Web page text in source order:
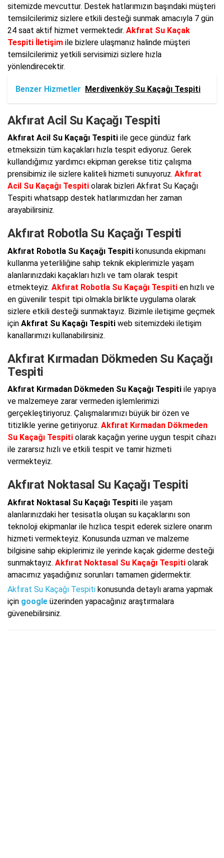
sitemizde mevcuttur. Destek hatlarımızın başındaki müşteri
temsilcilerimiz sizlere etkili desteği sunmak amacıyla 7 gün
24 saat aktif hizmet vermektedir. Akfırat Su Kaçak
Tespiti İletişim ile bizlere ulaşmanız halinde müşteri
temsilcilerimiz yetkili servisimizi sizlere hızla
yönlendirecektir.
Benzer Hizmetler Merdivenköy Su Kaçağı Tespiti
Akfırat Acil Su Kaçağı Tespiti
Akfırat Acil Su Kaçağı Tespiti ile gece gündüz fark
etmeksizin tüm kaçakları hızla tespit ediyoruz. Gerek
kullandığımız yardımcı ekipman gerekse titiz çalışma
prensibimiz ile sizlere kaliteli hizmeti sunuyoruz. Akfırat
Acil Su Kaçağı Tespiti olarak bizleri Akfırat Su Kaçağı
Tespiti whatsapp destek hatlarımızdan her zaman
arayabilirsiniz.
Akfırat Robotla Su Kaçağı Tespiti
Akfırat Robotla Su Kaçağı Tespiti konusunda ekipmanı
kullanma yeterliliğine sahip teknik ekiplerimizle yaşam
alanlarınızdaki kaçakları hızlı ve tam olarak tespit
etmekteyiz. Akfırat Robotla Su Kaçağı Tespiti en hızlı ve
en güvenilir tespit tipi olmakla birlikte uygulama olarak
sizlere etkili desteği sunmaktayız. Bizimle iletişime geçmek
için Akfırat Su Kaçağı Tespiti web sitemizdeki iletişim
kanallarımızı kullanabilirsiniz.
Akfırat Kırmadan Dökmeden Su Kaçağı
Tespiti
Akfırat Kırmadan Dökmeden Su Kaçağı Tespiti ile yapıya
ve malzemeye zarar vermeden işlemlerimizi
gerçekleştiriyoruz. Çalışmalarımızı büyük bir özen ve
titizlikle yerine getiriyoruz. Akfırat Kırmadan Dökmeden
Su Kaçağı Tespiti olarak kaçağın yerine uygun tespit cihazı
ile zararsız hızlı ve etkili tespit ve tamir hizmeti
vermekteyiz.
Akfırat Noktasal Su Kaçağı Tespiti
Akfırat Noktasal Su Kaçağı Tespiti ile yaşam
alanlarınızdaki her tesisatla oluşan su kaçaklarını son
teknoloji ekipmanlar ile hızlıca tespit ederek sizlere onarım
hizmeti vermekteyiz. Konusunda uzman ve malzeme
bilgisine sahip ekiplerimiz ile yerinde kaçak giderme desteği
sunmaktayız. Akfırat Noktasal Su Kaçağı Tespiti olarak
amacımız yaşadığınız sorunları tamamen gidermektir.
Akfırat Su Kaçağı Tespiti konusunda detaylı arama yapmak
için google üzerinden yapacağınız araştırmalara
güvenebilirsiniz.